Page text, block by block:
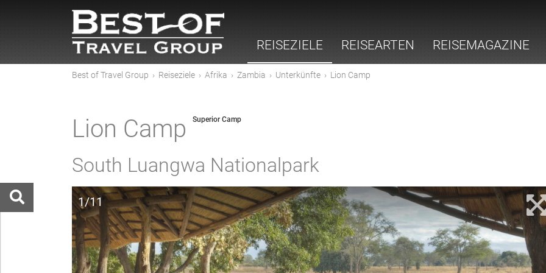
REISEZIELE REISEARTEN REISEMAGAZINE
Best of Travel Group › Reiseziele › Afrika › Zambia › Unterkünfte › Lion Camp
Lion Camp Superior Camp
South Luangwa Nationalpark
1/11